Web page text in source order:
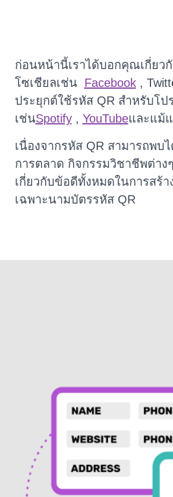
ก่อนหน้านี้เราได้บอกคุณเกี่ยว
โซเชียลเช่น Facebook,
ประยุกต์ใช้รหัส QR สำหรับโ
เช่นSpotify, YouTubeและแม้
เนื่องจากรหัส QR สามารถพ
การตลาด กิจกรรมวิชาชีพต่าง
เกี่ยวกับข้อดีทั้งหมดในการสร้
เฉพาะนามบัตรรหัส QR